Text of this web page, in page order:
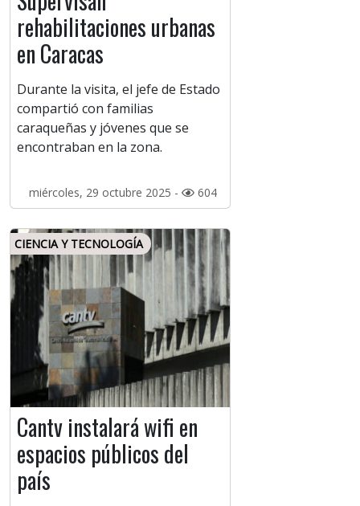
rehabilitaciones urbanas
en Caracas
Durante la visita, el jefe de Estado
compartió con familias
caraqueñas y jóvenes que se
encontraban en la zona.
miércoles, 29 octubre 2025 - 604
CIENCIA Y TECNOLOGÍA
Cantv instalará wifi en
espacios públicos del
país